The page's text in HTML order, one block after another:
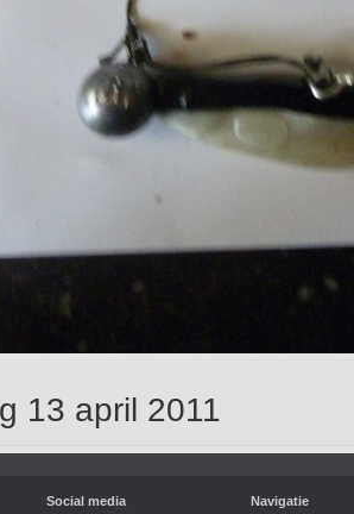
13 april 2011
Social media
Navigatie